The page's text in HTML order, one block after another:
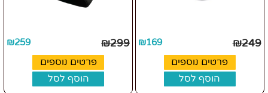
₪249
₪169
פרטים נוספים
הוסף לסל
₪299
₪259
פרטים נוספים
הוסף לסל